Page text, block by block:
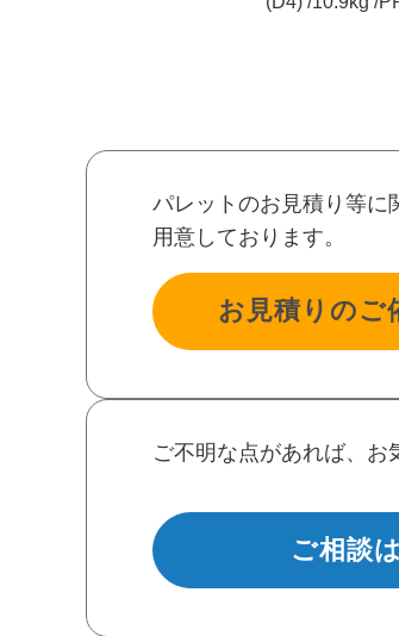
パレットのお見積り等に
用意しております。
お見積りのご
ご不明な点があれば、お
ご相談